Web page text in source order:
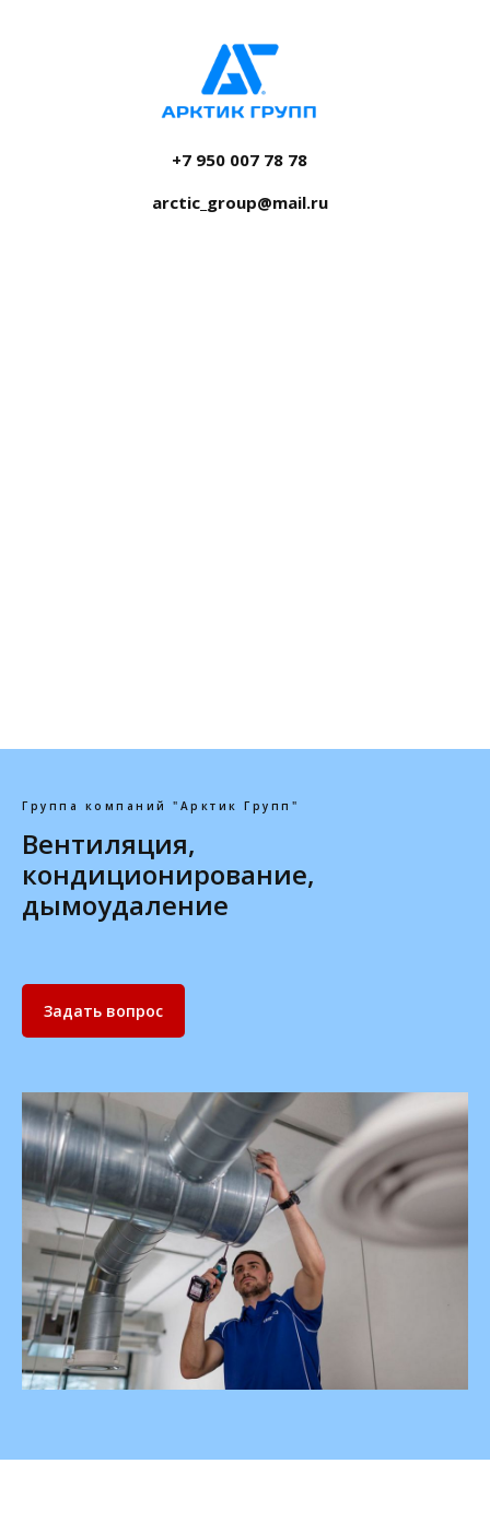
+7 950 007 78 78
arctic_group@mail.ru
Группа компаний "Арктик Групп"
Вентиляция,
кондиционирование,
дымоудаление
Задать вопрос